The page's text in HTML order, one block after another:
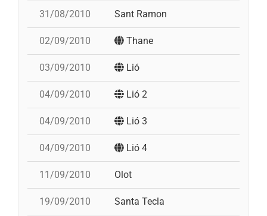
31/08/2010 Sant Ramon
02/09/2010 Thane
03/09/2010 Lió
04/09/2010 Lió 2
04/09/2010 Lió 3
04/09/2010 Lió 4
11/09/2010 Olot
19/09/2010 Santa Tecla